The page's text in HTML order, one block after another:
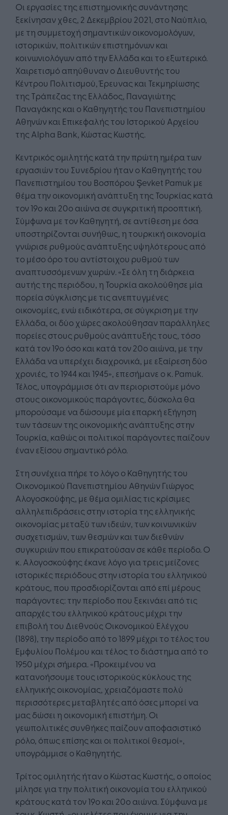
Οι εργασίες της επιστημονικής συνάντησης
ξεκίνησαν χθες, 2 Δεκεμβρίου 2021, στο Ναύπλιο,
με τη συμμετοχή σημαντικών οικονομολόγων,
ιστορικών, πολιτικών επιστημόνων και
κοινωνιολόγων από την Ελλάδα και το εξωτερικό.
Χαιρετισμό απηύθυναν ο Διευθυντής του
Κέντρου Πολιτισμού, Έρευνας και Τεκμηρίωσης
της Τράπεζας της Ελλάδος, Παναγιώτης
Παναγάκης και ο Καθηγητής του Πανεπιστημίου
Αθηνών και Επικεφαλής του Ιστορικού Αρχείου
της Alpha Bank, Κώστας Κωστής.
Κεντρικός ομιλητής κατά την πρώτη ημέρα των
εργασιών του Συνεδρίου ήταν ο Καθηγητής του
Πανεπιστημίου του Βοσπόρου Şevket Pamuk με
θέμα την οικονομική ανάπτυξη της Τουρκίας κατά
τον 19ο και 20ο αιώνα σε συγκριτική προοπτική.
Σύμφωνα με τον Καθηγητή, σε αντίθεση με όσα
υποστηρίζονται συνήθως, η τουρκική οικονομία
γνώρισε ρυθμούς ανάπτυξης υψηλότερους από
το μέσο όρο του αντίστοιχου ρυθμού των
αναπτυσσόμενων χωρών. «Σε όλη τη διάρκεια
αυτής της περιόδου, η Τουρκία ακολούθησε μία
πορεία σύγκλισης με τις ανεπτυγμένες
οικονομίες, ενώ ειδικότερα, σε σύγκριση με την
Ελλάδα, οι δύο χώρες ακολούθησαν παράλληλες
πορείες στους ρυθμούς ανάπτυξής τους, τόσο
κατά τον 19ο όσο και κατά τον 20ο αιώνα, με την
Ελλάδα να υπερέχει διαχρονικά, με εξαίρεση δύο
χρονιές, το 1944 και 1945», επεσήμανε ο κ. Pamuk.
Τέλος, υπογράμμισε ότι αν περιοριστούμε μόνο
στους οικονομικούς παράγοντες, δύσκολα θα
μπορούσαμε να δώσουμε μία επαρκή εξήγηση
των τάσεων της οικονομικής ανάπτυξης στην
Τουρκία, καθώς οι πολιτικοί παράγοντες παίζουν
έναν εξίσου σημαντικό ρόλο.
Στη συνέχεια πήρε το λόγο ο Καθηγητής του
Οικονομικού Πανεπιστημίου Αθηνών Γιώργος
Αλογοσκούφης, με θέμα ομιλίας τις κρίσιμες
αλληλεπιδράσεις στην ιστορία της ελληνικής
οικονομίας μεταξύ των ιδεών, των κοινωνικών
συσχετισμών, των θεσμών και των διεθνών
συγκυριών που επικρατούσαν σε κάθε περίοδο. Ο
κ. Αλογοσκούφης έκανε λόγο για τρεις μείζονες
ιστορικές περιόδους στην ιστορία του ελληνικού
κράτους, που προσδιορίζονται από επί μέρους
παράγοντες: την περίοδο που ξεκινάει από τις
απαρχές του ελληνικού κράτους μέχρι την
επιβολή του Διεθνούς Οικονομικού Ελέγχου
(1898), την περίοδο από το 1899 μέχρι το τέλος του
Εμφυλίου Πολέμου και τέλος το διάστημα από το
1950 μέχρι σήμερα. «Προκειμένου να
κατανοήσουμε τους ιστορικούς κύκλους της
ελληνικής οικονομίας, χρειαζόμαστε πολύ
περισσότερες μεταβλητές από όσες μπορεί να
μας δώσει η οικονομική επιστήμη. Οι
γεωπολιτικές συνθήκες παίζουν αποφασιστικό
ρόλο, όπως επίσης και οι πολιτικοί θεσμοί»,
υπογράμμισε ο Καθηγητής.
Τρίτος ομιλητής ήταν ο Κώστας Κωστής, ο οποίος
μίλησε για την πολιτική οικονομία του ελληνικού
κράτους κατά τον 19ο και 20ο αιώνα. Σύμφωνα με